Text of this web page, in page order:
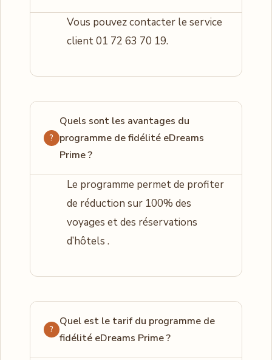
Vous pouvez contacter le service
client 01 72 63 70 19.
Quels sont les avantages du
programme de fidélité eDreams
Prime ?
Le programme permet de profiter
de réduction sur 100% des
voyages et des réservations
d’hôtels .
Quel est le tarif du programme de
fidélité eDreams Prime ?